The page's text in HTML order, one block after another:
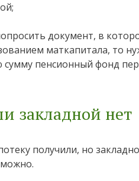
документ, в
маткапитала, то
сумму пенсионный фонд
закладной нет
получили, но